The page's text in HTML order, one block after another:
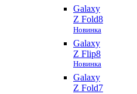
Galaxy
Z Fold8
Новинка
Galaxy
Z Flip8
Новинка
Galaxy
Z Fold7